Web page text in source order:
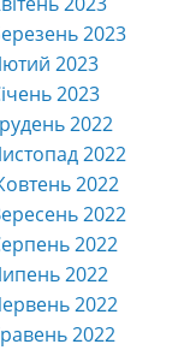
2023
2023
2023
2022
2022
2022
2022
2022
2022
2022
2022